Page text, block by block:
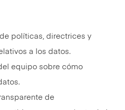
políticas, directrices y
a los datos.
equipo sobre cómo
de